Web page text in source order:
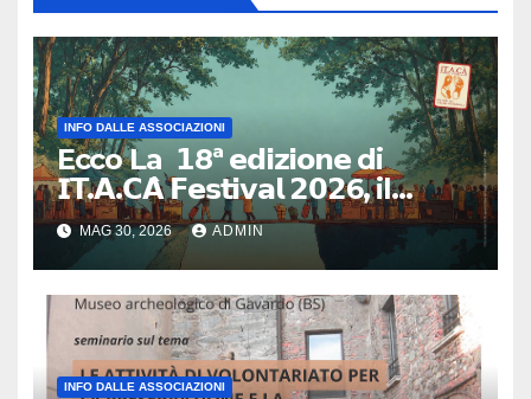
INFO DALLE ASSOCIAZIONI
Ecco La 𝟭8ª 𝗲𝗱𝗶𝘇𝗶𝗼𝗻𝗲 di
𝗜𝗧.𝗔.𝗖𝗔̀ 𝗙𝗲𝘀𝘁𝗶𝘃𝗮𝗹 𝟮𝟬𝟮6, il
primo e unico festival in Italia
dedicato al turismo
responsabile.
MAG 30, 2026 ADMIN
INFO DALLE ASSOCIAZIONI